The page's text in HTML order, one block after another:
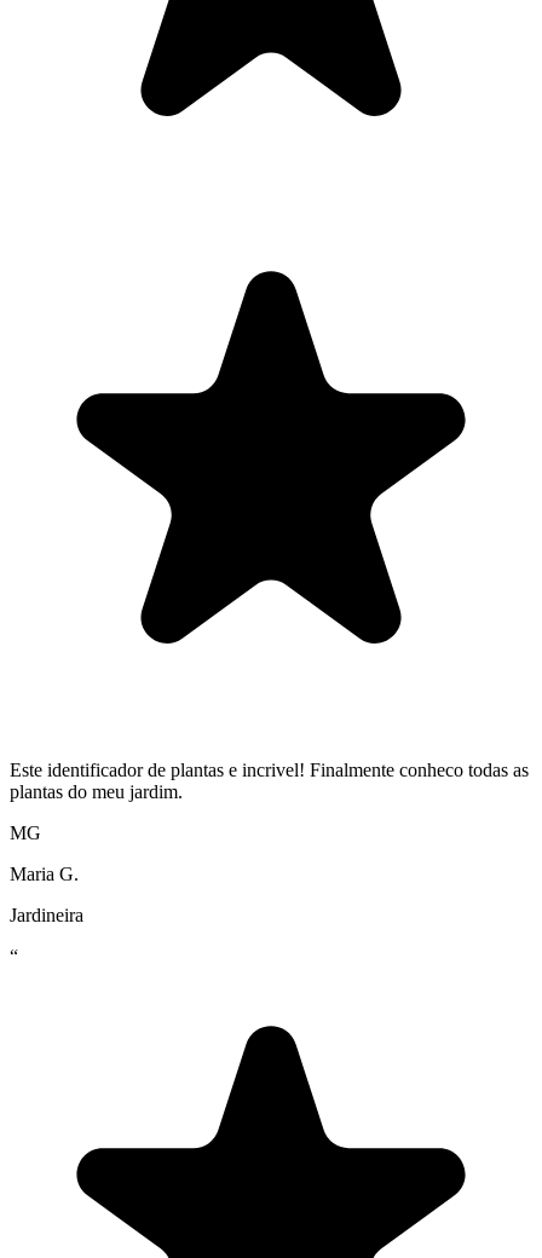
Este identificador de plantas e incrivel! Finalmente conheco todas as
plantas do meu jardim.
MG
Maria G.
Jardineira
“